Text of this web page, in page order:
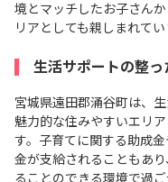
境とマッチしたお子さん
リアとしても親しまれてい
生活サポートの整っ
宮城県遠田郡涌谷町は、
魅力的な住みやすいエリ
す。子育てに関する助成
金が支給されることもあ
ることのできる環境で過